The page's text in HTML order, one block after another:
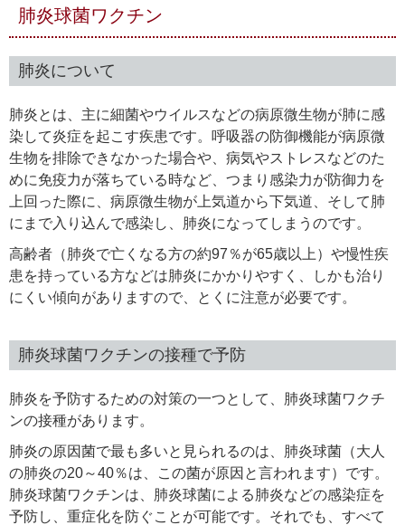
肺炎球菌ワクチン
肺炎について
肺炎とは、主に細菌やウイルスなどの病原微生物が肺に感
染して炎症を起こす疾患です。呼吸器の防御機能が病原微
生物を排除できなかった場合や、病気やストレスなどのた
めに免疫力が落ちている時など、つまり感染力が防御力を
上回った際に、病原微生物が上気道から下気道、そして肺
にまで入り込んで感染し、肺炎になってしまうのです。
高齢者（肺炎で亡くなる方の約97％が65歳以上）や慢性疾
患を持っている方などは肺炎にかかりやすく、しかも治り
にくい傾向がありますので、とくに注意が必要です。
肺炎球菌ワクチンの接種で予防
肺炎を予防するための対策の一つとして、肺炎球菌ワクチ
ンの接種があります。
肺炎の原因菌で最も多いと見られるのは、肺炎球菌（大人
の肺炎の20～40％は、この菌が原因と言われます）です。
肺炎球菌ワクチンは、肺炎球菌による肺炎などの感染症を
予防し、重症化を防ぐことが可能です。それでも、すべて